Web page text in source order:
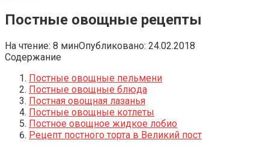
Постные овощные рецепты
На чтение: 8 минОпубликовано: 24.02.2018
Содержание
Постные овощные пельмени
Постные овощные блюда
Постная овощная лазанья
Постные овощные котлеты
Постное овощное жидкое лобио
Рецепт постного торта в Великий пост